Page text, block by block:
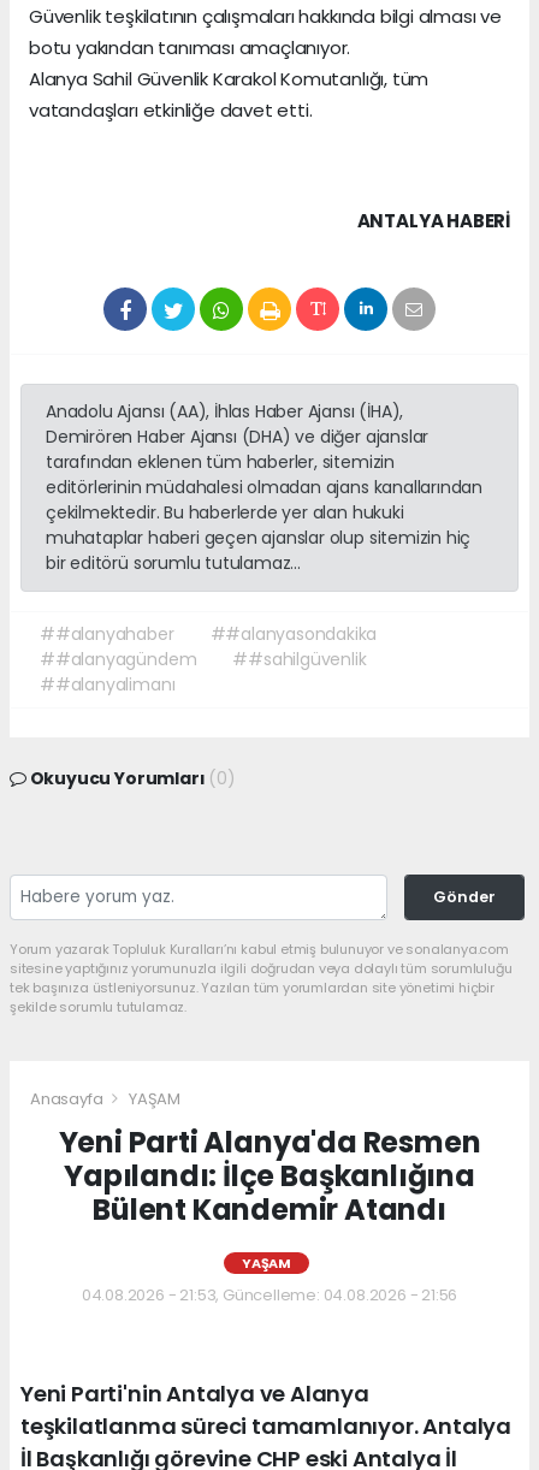
Güvenlik teşkilatının çalışmaları hakkında bilgi alması ve
botu yakından tanıması amaçlanıyor.
Alanya Sahil Güvenlik Karakol Komutanlığı, tüm
vatandaşları etkinliğe davet etti.
ANTALYA HABERİ
Anadolu Ajansı (AA), İhlas Haber Ajansı (İHA),
Demirören Haber Ajansı (DHA) ve diğer ajanslar
tarafından eklenen tüm haberler, sitemizin
editörlerinin müdahalesi olmadan ajans kanallarından
çekilmektedir. Bu haberlerde yer alan hukuki
muhataplar haberi geçen ajanslar olup sitemizin hiç
bir editörü sorumlu tutulamaz...
##alanyahaber
##alanyasondakika
##alanyagündem
##sahilgüvenlik
##alanyalimanı
Okuyucu Yorumları (0)
Gönder
Yorum yazarak Topluluk Kuralları’nı kabul etmiş bulunuyor ve sonalanya.com
sitesine yaptığınız yorumunuzla ilgili doğrudan veya dolaylı tüm sorumluluğu
tek başınıza üstleniyorsunuz. Yazılan tüm yorumlardan site yönetimi hiçbir
şekilde sorumlu tutulamaz.
Anasayfa YAŞAM
Yeni Parti Alanya'da Resmen
Yapılandı: İlçe Başkanlığına
Bülent Kandemir Atandı
YAŞAM
04.08.2026 - 21:53, Güncelleme: 04.08.2026 - 21:56
Yeni Parti'nin Antalya ve Alanya
teşkilatlanma süreci tamamlanıyor. Antalya
İl Başkanlığı görevine CHP eski Antalya İl